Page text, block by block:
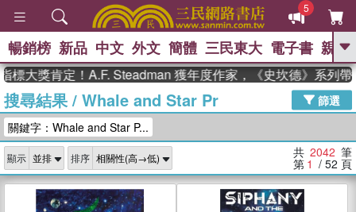
5
GO
熱搜： 東野圭吾 高希均教授回憶錄
、 The Odyssey 、 父親節 、 如果歷
獎 臺灣漫遊錄 、 方念華 、 台灣的李
登輝時代
數學女孩：黎曼猜想 、
偉大的迷走神經
暢銷榜 新品 中文 外文 簡體 三民東大 電子書 親子
肯定！A.F. Steadman 獲年度作家，《史坎德》系列帶你踏上
搜尋結果/ Whale and Star Pr
篩選
關鍵字：Whale and Star P...
顯示 排序 共 2042 筆
第 1 / 52 頁